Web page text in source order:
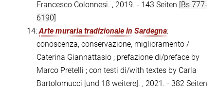
Francesco Colonnesi. , 2019. - 143 Seiten [Bs 777-
6190]
14:Arte muraria tradizionale in Sardegna:
conoscenza, conservazione, miglioramento /
Caterina Giannattasio ; prefazione di/preface by
Marco Pretelli ; con testi di/with textes by Carla
Bartolomucci [und 18 weitere]. , 2021. - 382 Seiten